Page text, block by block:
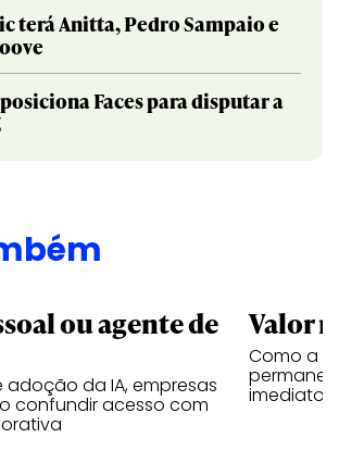
terá Anitta, Pedro Sampaio e
Faces para disputar a
ou agente de
adoção da IA, empresas
confundir acesso com
Valor
Como a
imediatos